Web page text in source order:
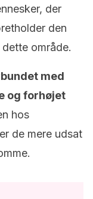
der
den
område.
med
og forhøjet
hos
de mere udsat